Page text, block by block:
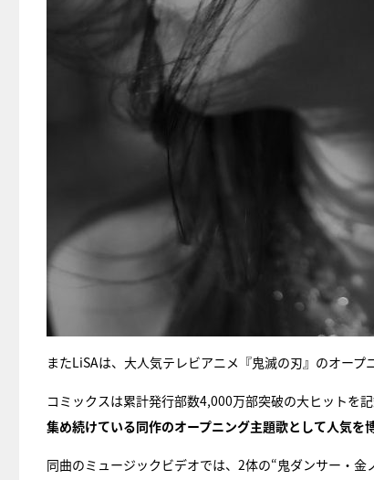
またLiSAは、大人気テレビアニメ『鬼滅の刃』のオープ
コミックスは累計発行部数4,000万部突破の大ヒットを
集め続けている同作のオープニング主題歌として人気
同曲のミュージックビデオでは、2体の“鬼ダンサー・